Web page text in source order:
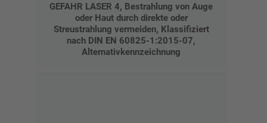
GEFAHR LASER 4, Bestrahlung von Auge
oder Haut durch direkte oder
Streustrahlung vermeiden, Klassifiziert
nach DIN EN 60825-1:2015-07,
Alternativkennzeichnung